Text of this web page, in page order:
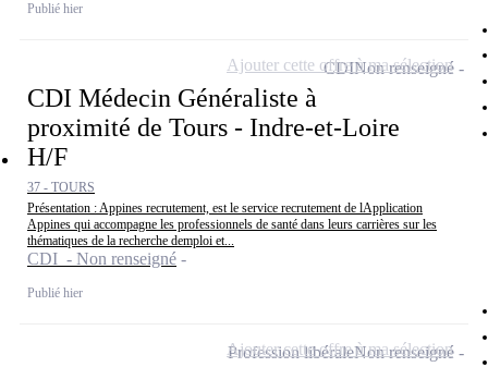
Publié hier
CDI Médecin Généraliste à
proximité de Tours - Indre-et-Loire
H/F
37 - TOURS
Présentation : Appines recrutement, est le service recrutement de lApplication
Appines qui accompagne les professionnels de santé dans leurs carrières sur les
thématiques de la recherche demploi et...
CDI - Non renseigné
Publié hier
CDINon renseigné
Ajouter cette offre à ma sélection
Profession libéraleNon renseigné
Ajouter cette offre à ma sélection